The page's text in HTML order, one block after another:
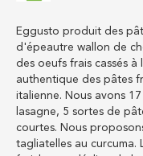
Eggusto produit des
d'épeautre wallon de
des oeufs frais cassés
authentique des pâtes
italienne. Nous avons
lasagne, 5 sortes de
courtes. Nous
tagliatelles au curcuma.